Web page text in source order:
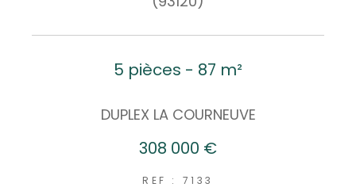
5 pièces - 87 m²
DUPLEX LA COURNEUVE
308 000 €
REF : 7133